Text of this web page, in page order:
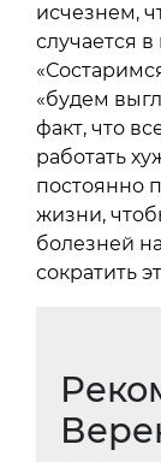
исчезнем,
случается
«будем
факт, что
работать
постоянно
жизни,
болезней
сократить